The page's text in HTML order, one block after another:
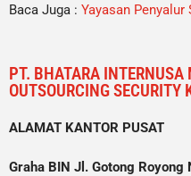
Baca Juga : Yayasan
PT. BHATARA
OUTSOURCING SECURITY
ALAMAT KANTOR PUSAT
Graha BIN Jl. Gotong Royong